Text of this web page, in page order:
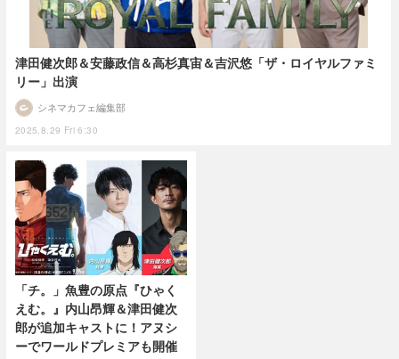
津田健次郎＆安藤政信＆高杉真宙＆吉沢悠「ザ・ロイヤルファミ
リー」出演
2025.8.29 Fri 6:30
シネマカフェ編集部
「チ。」魚豊の原点『ひゃく
えむ。』内山昂輝＆津田健次
郎が追加キャストに！アヌシ
ーでワールドプレミアも開催